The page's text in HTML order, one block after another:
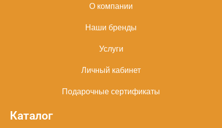
О компании
Наши бренды
Услуги
Личный кабинет
Подарочные сертификаты
Каталог